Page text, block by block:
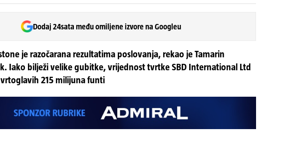
Dodaj 24sata među omiljene izvore na Googleu
je razočarana rezultatima poslovanja, rekao je Tamarin
Iako bilježi velike gubitke, vrijednost tvrtke SBD International Ltd
215 milijuna funti